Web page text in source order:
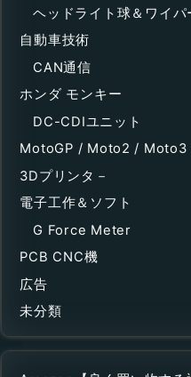
ヘッドライト球＆ワイパ
自動車技術
CAN通信
ホンダ モンキー
DC-CDIユニット
MotoGP / Moto2 / Moto3
3Dプリンタ－
電子工作＆ソフト
G Force Meter
PCB CNC機
広告
未分類